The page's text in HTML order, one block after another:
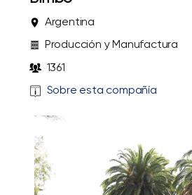
Argentina
Producción y Manufactura
1361
Sobre esta compañía